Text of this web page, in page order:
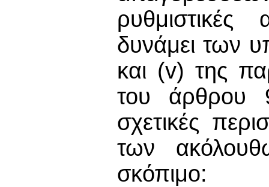
δυνάμει των
και (v) της
του άρθρου
σχετικές
των
σκόπιμο: